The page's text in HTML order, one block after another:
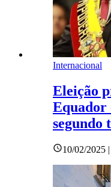
Internacional
Eleição
Equador
segundo
10/02/2025